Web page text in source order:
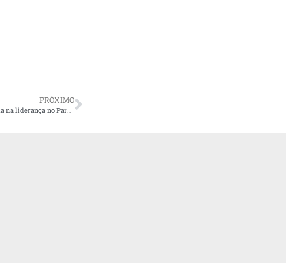
PRÓXIMO
Senado: Alvaro Dias ultrapassa 40% dos votos válidos e se consolida na liderança no Paraná